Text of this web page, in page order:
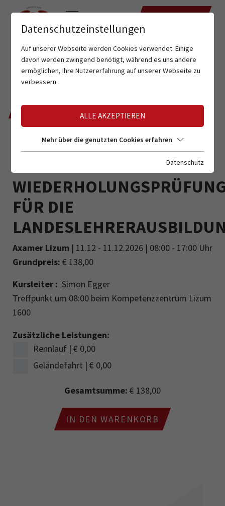
ZURÜCK
FÜR DIE
Axamer Lizum | 11.12 - 11.12.2026 | 08:00 - 17:00 Uhr
Grundpreis: € 138,00
Kursleiter : Simon Egger
Treffpunkt um 08:00 beim Kompetenzzentrum Lizum
1600
Zusätzliche Leistungen:
Rennlauf | € 0,00
Geländefahrt | € 0,00
Gesamtsumme: € 138,00
IN DEN WARENKORB
Datenschutzeinstellungen
Auf unserer Webseite werden Cookies verwendet. Einige
davon werden zwingend benötigt, während es uns andere
ermöglichen, Ihre Nutzererfahrung auf unserer Webseite zu
verbessern.
ALLE AKZEPTIEREN
Mehr über die genutzten Cookies erfahren
Datenschutz